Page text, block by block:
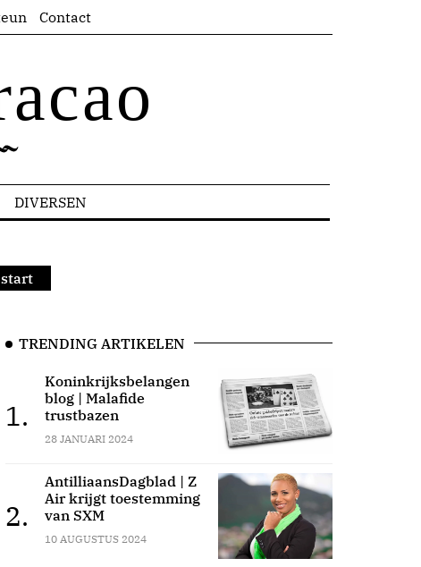
Contact
DIVERSEN
TRENDING ARTIKELEN
1.
Koninkrijksbelangen
blog | Malafide
trustbazen
28 JANUARI 2024
2.
AntilliaansDagblad | Z
Air krijgt toestemming
van SXM
10 AUGUSTUS 2024